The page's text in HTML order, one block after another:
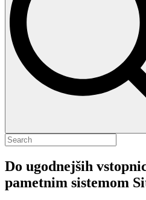
Do ugodnejših
pametnim sistemom